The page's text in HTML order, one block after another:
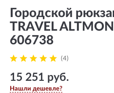
Городской
TRAVEL
606738
(4)
15 251 руб.
Нашли дешевле?